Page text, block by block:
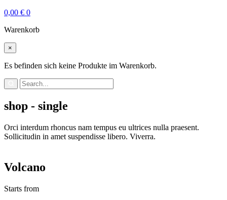
0,00 € 0
Warenkorb
×
Es befinden sich keine Produkte im Warenkorb.
Search
for:
shop - single
Orci interdum rhoncus nam tempus eu ultrices nulla praesent.
Sollicitudin in amet suspendisse libero. Viverra.
Volcano
Starts from